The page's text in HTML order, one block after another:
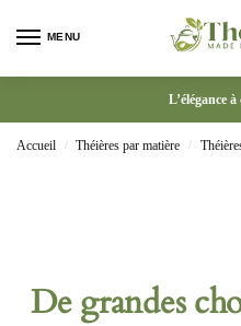
MENU
L’élégance
Accueil / Théières par matière /
De grandes